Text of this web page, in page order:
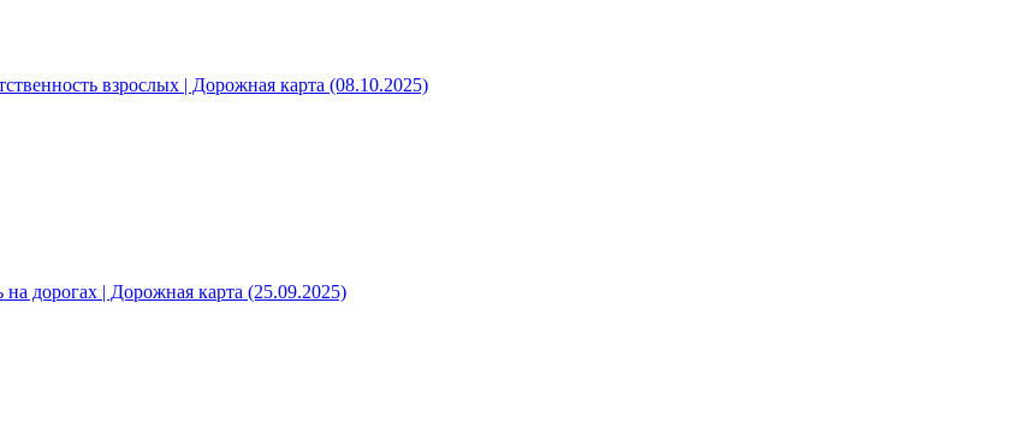
взрослых | Дорожная карта (08.10.2025)
дорогах | Дорожная карта (25.09.2025)